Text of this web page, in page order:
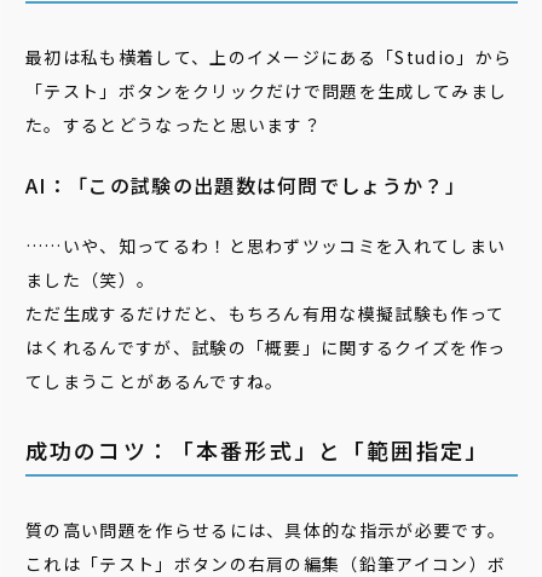
最初は私も横着して、上のイメージにある「Studio」から
「テスト」ボタンをクリックだけで問題を生成してみまし
た。するとどうなったと思います？
AI：「この試験の出題数は何問でしょうか？」
……いや、知ってるわ！と思わずツッコミを入れてしまい
ました（笑）。
ただ生成するだけだと、もちろん有用な模擬試験も作って
はくれるんですが、試験の「概要」に関するクイズを作っ
てしまうことがあるんですね。
成功のコツ：「本番形式」と「範囲指定」
質の高い問題を作らせるには、具体的な指示が必要です。
これは「テスト」ボタンの右肩の編集（鉛筆アイコン）ボ